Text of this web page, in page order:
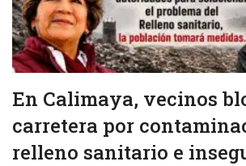
En Calimaya, vecinos
carretera por
relleno sanitario e